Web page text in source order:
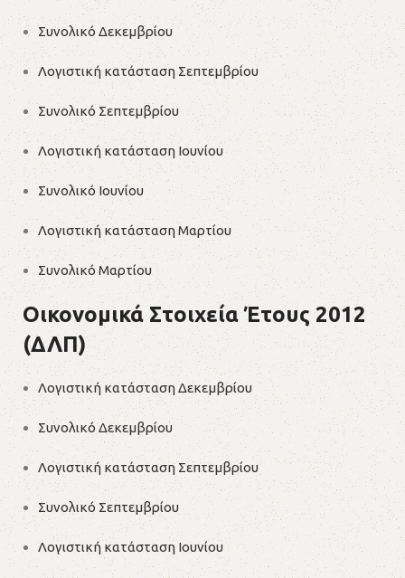
Συνολικό Δεκεμβρίου
Λογιστική κατάσταση Σεπτεμβρίου
Συνολικό Σεπτεμβρίου
Λογιστική κατάσταση Ιουνίου
Συνολικό Ιουνίου
Λογιστική κατάσταση Μαρτίου
Συνολικό Μαρτίου
Οικονομικά Στοιχεία Έτους 2012
(ΔΛΠ)
Λογιστική κατάσταση Δεκεμβρίου
Συνολικό Δεκεμβρίου
Λογιστική κατάσταση Σεπτεμβρίου
Συνολικό Σεπτεμβρίου
Λογιστική κατάσταση Ιουνίου